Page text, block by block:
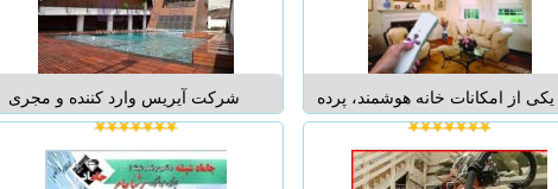
کسب از اتحادیه الکتروموتور و
آسانسور شهر اصفهان 4 - دریافت
گ...
یکی از امکانات خانه هوشمند، پرده
برقی می باشد.آنچه که موجب این
تمایز می شود، موتوری است که بر
روی ریل پرده نصب می گردد در واقع
شرکت آیریس وارد کننده و مجری
تخصصی ترمووود(چوب های نما)از
برند مطرح و برتر ekosampo فنلاند می
باشد آیریس نماینده انحصاری و رسمی